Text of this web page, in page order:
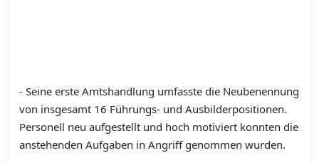
- Seine erste Amtshandlung umfasste die Neubenennung
von insgesamt 16 Führungs- und Ausbilderpositionen.
Personell neu aufgestellt und hoch motiviert konnten die
anstehenden Aufgaben in Angriff genommen wurden.